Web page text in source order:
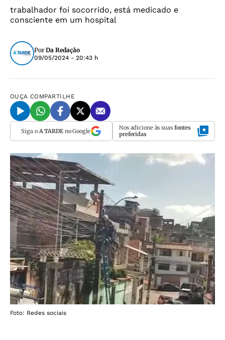
trabalhador foi socorrido, está medicado e
consciente em um hospital
Por Da Redação
09/05/2024 - 20:43 h
OUÇA COMPARTILHE
Siga o A TARDEno Google Nos adicione às suas fontes
preferidas
Foto: Redes sociais